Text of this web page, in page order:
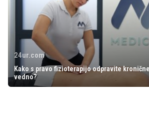
24ur.com
Kako s pravo fizioterapijo odpravite
vedno?